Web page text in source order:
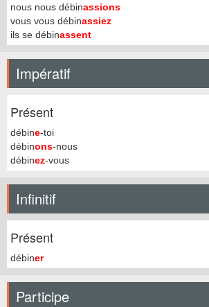
nous nous débinassions
vous vous débinassiez
ils se débinassent
Impératif
Présent
débine-toi
débinons-nous
débinez-vous
Infinitif
Présent
débiner
Participe